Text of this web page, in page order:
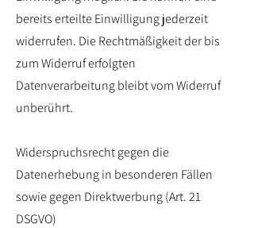
bereits erteilte Einwilligung jederzeit
widerrufen. Die Rechtmäßigkeit der bis
zum Widerruf erfolgten
Datenverarbeitung bleibt vom Widerruf
unberührt.
Widerspruchsrecht gegen die
Datenerhebung in besonderen Fällen
sowie gegen Direktwerbung (Art. 21
DSGVO)